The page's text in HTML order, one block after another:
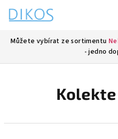
obsah
Můžete vybírat ze sortimentu
- jedno